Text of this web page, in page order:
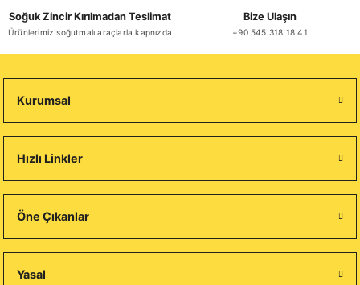
Soğuk Zincir Kırılmadan Teslimat
Ürünlerimiz soğutmalı araçlarla kapnızda
Bize Ulaşın
+90 545 318 18 41
Kurumsal
Hızlı Linkler
Öne Çıkanlar
Yasal